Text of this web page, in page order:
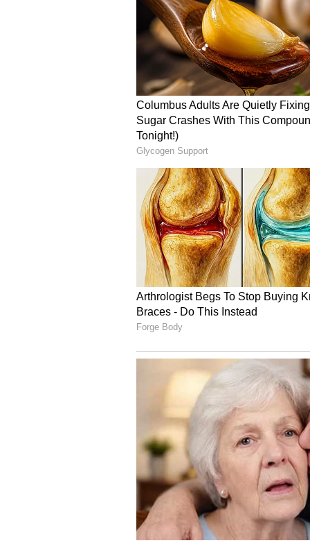
ದೂರಿನಲ್ಲಿ ಆರೋಪಿಸಿದ್ದಾನೆ.
ಮಂಟಪದಲ್ಲಿ ಇರುವಾಗ್ಲೇ ವರನಿಗೆ
10 ಲಕ್ಷ ಮೌಲ್ಯದ ವಜ್ರದ ನೆಕ್ಲೇಸ್,
10 ಲಕ್ಷ ಮೌಲ್ಯದ ವಜ್ರದ ನೆಕ್ಲೇಸ್,
ಮತ್ತು ತಾಯಿಯ ಚಿನ್ನದ ನೆಕ್ಲೇಸ್ ಅನ್ನು ಸಹ
(Jewellery) ತೆಗೆದುಕೊಂಡು
ಕಿರುಕುಳದ ಪ್ರಕರಣವನ್ನು ದಾಖಲಿಸಿ
ತಿಳಿದುಬಂದಿದೆ. ಘಟನೆಯ ಕುರಿತು
ವರದಕ್ಷಿಣೆಯಾಗಿ ಏರ್‌ ಕಂಡೀಷನರ್